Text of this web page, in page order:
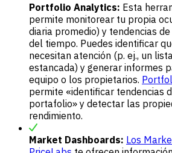
Portfolio Analytics: Esta
permite monitorear tu propia
diaria promedio) y tendencias
del tiempo. Puedes identificar
necesitan atención (p. ej., un
estancada) y generar informes
equipo o los propietarios.
permite «identificar tendencias
portafolio» y detectar las
rendimiento.
Market Dashboards: Los